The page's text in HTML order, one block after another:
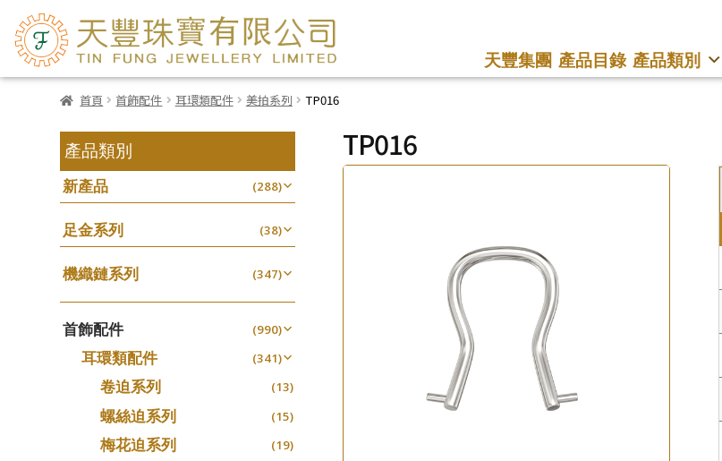
天豐集團 產品目錄 產品類別
首頁 首飾配件 耳環類配件 美拍系列 TP016
TP016
產品類別
新產品 (288)
足金系列 (38)
機織鏈系列 (347)
珠仔鏈 (25)
镶口链 (61)
管狀網鏈 (11)
十字鏈系列 (56)
十字車花鏈系列 (48)
十字閃O鏈系列 (27)
首飾配件 (990)
耳環類配件 (341)
卷迫系列 (13)
螺絲迫系列 (15)
梅花迫系列 (19)